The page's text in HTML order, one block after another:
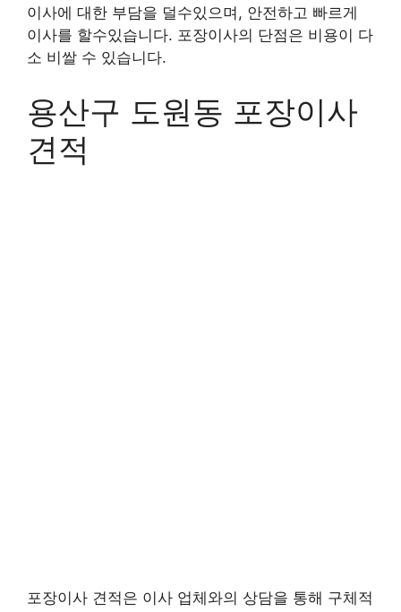
이사에 대한 부담을 덜수있으며, 안전하고 빠르게
이사를 할수있습니다. 포장이사의 단점은 비용이 다
소 비쌀 수 있습니다.
용산구 도원동 포장이사
견적
포장이사 견적은 이사 업체와의 상담을 통해 구체적